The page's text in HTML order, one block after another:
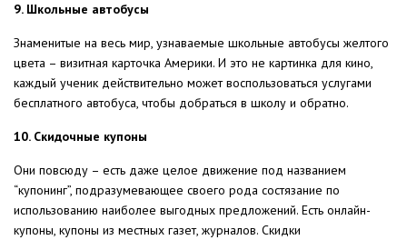
9. Школьные автобусы
Знаменитые на весь мир, узнаваемые школьные автобусы желтого
цвета – визитная карточка Америки. И это не картинка для кино,
каждый ученик действительно может воспользоваться услугами
бесплатного автобуса, чтобы добраться в школу и обратно.
10. Скидочные купоны
Они повсюду – есть даже целое движение под названием
“купонинг”, подразумевающее своего рода состязание по
использованию наиболее выгодных предложений. Есть онлайн-
купоны, купоны из местных газет, журналов. Скидки